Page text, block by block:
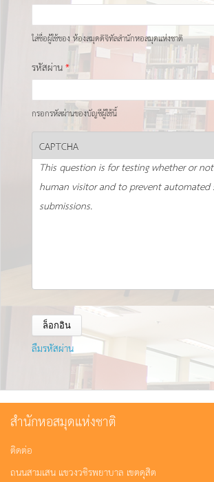
ใส่ชื่อผู้ใช้ของ ห้องสมุดดิจิทัลสำนักหอสมุดแห่งชาติ
รหัสผ่าน*
กรอกรหัสผ่านของบัญชีผู้ใช้นี้
CAPTCHA
This question is for testing whether or
human visitor and to prevent automated
submissions.
ลืมรหัสผ่าน
สำนักหอสมุดแห่งชาติ
ติดต่อ
ถนนสามเสน แขวงวชิรพยาบาล เขตดุสิต